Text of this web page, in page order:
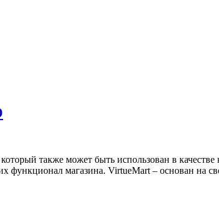
также может быть использован в
магазина. VirtueMart – основан на